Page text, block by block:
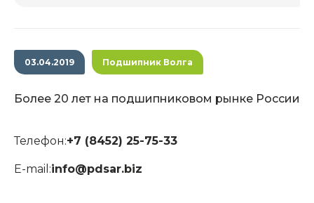
03.04.2019 Подшипник Волга
Более 20 лет на подшипниковом рынке России
Телефон:+7 (8452) 25-75-33
E-mail:info@pdsar.biz